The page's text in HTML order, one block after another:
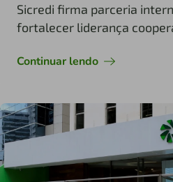
Sicredi firma parceria
fortalecer liderança
Continuar lendo